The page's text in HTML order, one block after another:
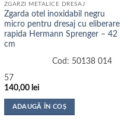
ZGARZI METALICE DRESAJ
Zgarda otel inoxidabil negru
micro pentru dresaj cu eliberare
rapida Hermann Sprenger – 42
cm
Cod: 50138 014
57
140,00 lei
ADAUGĂ ÎN COȘ